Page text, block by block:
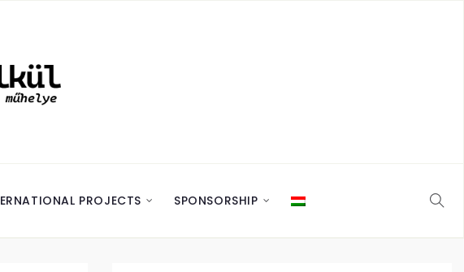
PROJECTS SPONSORSHIP